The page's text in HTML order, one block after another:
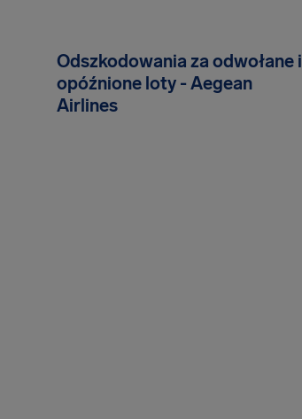
Odszkodowania za odwołane i
opóźnione loty - Aegean
Airlines